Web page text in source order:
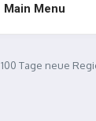
Main Menu
100 Tage neue